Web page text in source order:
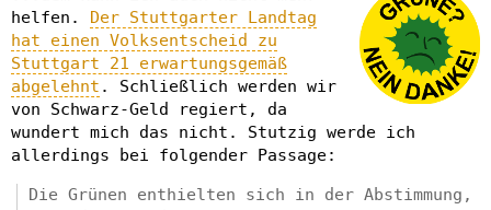
helfen. Der Stuttgarter Landtag
hat einen Volksentscheid zu
Stuttgart 21 erwartungsgemäß
abgelehnt . Schließlich werden wir
von Schwarz-Geld regiert, da
wundert mich das nicht. Stutzig werde ich
allerdings bei folgender Passage:
Die Grünen enthielten sich in der Abstimmung,